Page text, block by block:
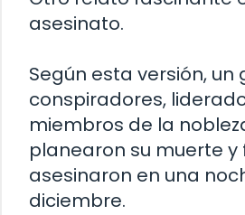
asesinato.
Según esta versión, un
conspiradores,
miembros de la
planearon su muerte
asesinaron en una
diciembre.